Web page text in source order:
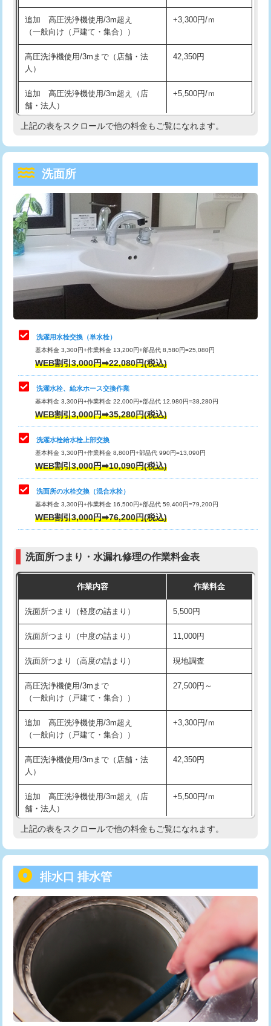
マス交換（深さ50㎝以上） 66,000円
コンクリート斫り（厚さ10㎝まで） 27,500円
コンクリート斫り（厚さ10㎝超え）
モルタル補修（厚さ10㎝まで）
モルタル補修（厚さ10㎝超え） 38,500円
洗面台設置 38,500円
追加人工
廃棄・処分 現場見積
※給水管工事は20mmまでの価格です。
持込商品取付（混合水栓） 16,500円
給水管工事※（ホール加工)
給水管工事※（バンド止め) 3,300円
給水管工事※（支持金具設置) 5,500円
給水管工事※（保温材使用（バンド止
め込み）)
5,500円
給水管工事※（土の掘削・埋め戻し作
業)
11,000円
給水管工事※（塩ビ管（VP・HI）使
用/3ｍまで)
33,000円
給水管工事※（塩ビ管（VP・HI）使
用（追加）/3ｍ超え)
給水管工事※（ライニング鋼管・銅
管・ポリ管・HT管使用/3ｍまで)
44,000円
給水管工事※（ライニング鋼管・銅
管・ポリ管・HT管使用/3ｍ超え)
排水管工事（土の掘削・埋め戻し作
業）
排水管工事（排水管工事/3ｍまで） 55,000円
排水管工事（追加 排水管工事/3ｍ超
え）
マス交換（土の掘削・埋め戻し作業）
マス交換（深さ50㎝未満）
マス交換（深さ50㎝以上）
モルタル補修（厚さ10㎝まで） 27,500円
モルタル補修（厚さ10㎝超え） 38,500円
洗面台設置 38,500円
バスタブ設置 現場見積
追加人工 16,500円
廃棄・処分
※給水管工事は20mmまでの価格です。
追加 高圧洗浄機使用/3m超え
（一般向け（戸建て・集合））
+3,300円/ｍ
高圧洗浄機使用/3mまで（店舗・法
人）
42,350円
追加 高圧洗浄機使用/3m超え（店
舗・法人）
+5,500円/ｍ
高度高圧洗浄換 現地調査
トーラー機使用/3mまで
追加トーラー機使用/3m超え +3,300円
カメラ調査 33,000円
桝清掃
止水・漏水調査・防水処理・清掃・修
理・調整・分解・加工など（軽作業）
11,000円
止水・漏水調査・防水処理・清掃・修
理・調整・分解・加工など（中作業）
22,000円
止水・漏水調査・防水処理・清掃・修
理・調整・分解・加工など（重作業）
33,000円
キッチンタンク脱着
その他部品の脱着
交換・取付（タンク）
交換・取付(単水栓（壁付・デッキ
式）)
交換・取付(混合水栓（壁付・デッキ
式・ワンホール）)
16,500円+材料費
（P/S/ポップアップ））
交換・取付（その他部品） 11,000円+材料費
持込商品取付（単水栓） 13,200円
持込商品取付（混合水栓） 16,500円
持込商品取付（浄水器・分岐水栓） 16,500円
給水管工事※（ホール加工) 16,500円
給水管工事※（バンド止め)
給水管工事※（支持金具設置) 5,500円
給水管工事※（保温材使用（バンド止
め込み）)
5,500円
給水管工事※（土の掘削・埋め戻し作
業)
11,000円
給水管工事※（塩ビ管（VP・HI）使
用/3ｍまで)
用（追加）/3ｍ超え)
給水管工事※（ライニング鋼管・銅
管・ポリ管・HT管使用/3ｍまで)
44,000円
給水管工事※（ライニング鋼管・銅
管・ポリ管・HT管使用/3ｍ超え)
+8,800円
排水管工事（土の掘削・埋め戻し作
業）
11,000円~
排水管工事（排水管工事/3ｍまで） 55,000円
上記の表をスクロールで他の料金もご覧になれます。
洗面所
洗濯用水栓交換（単水栓）
基本料金 3,300円+作業料金 13,200円+部品代 8,580円=25,080円
WEB割引3,000円➡22,080円(税込)
洗濯水栓、給水ホース交換作業
基本料金 3,300円+作業料金 22,000円+部品代 12,980円=38,280円
WEB割引3,000円➡35,280円(税込)
洗濯水栓給水栓上部交換
基本料金 3,300円+作業料金 8,800円+部品代 990円=13,090円
WEB割引3,000円➡10,090円(税込)
洗面所の水栓交換（混合水栓）
基本料金 3,300円+作業料金 16,500円+部品代 59,400円=79,200円
WEB割引3,000円➡76,200円(税込)
洗面所つまり・水漏れ修理の作業料金表
作業内容 作業料金
洗面所つまり（軽度の詰まり） 5,500円
洗面所つまり（中度の詰まり） 11,000円
洗面所つまり（高度の詰まり） 現地調査
高圧洗浄機使用/3mまで
（一般向け（戸建て・集合））
27,500円～
追加 高圧洗浄機使用/3m超え
（一般向け（戸建て・集合））
+3,300円/ｍ
高圧洗浄機使用/3mまで（店舗・法
人）
42,350円
追加 高圧洗浄機使用/3m超え（店
舗・法人）
+5,500円/ｍ
高度高圧洗浄換 現地調査
トーラー機使用/3mまで
追加トーラー機使用/3m超え +3,300円
カメラ調査 33,000円
桝清掃 8,800円
止水・漏水調査・防水処理・清掃・修
理・調整・分解・加工など（軽作業）
11,000円
止水・漏水調査・防水処理・清掃・修
22,000円
上記の表をスクロールで他の料金もご覧になれます。
排水口 排水管